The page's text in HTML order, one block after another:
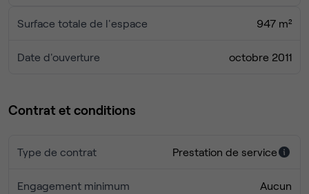
Surface totale de l'espace 947 m²
Date d'ouverture octobre 2011
Contrat et conditions
Type de contrat Prestation de service
Engagement minimum Aucun